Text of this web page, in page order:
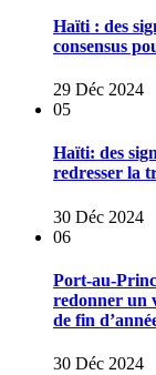
Haïti : des
consensus
29 Déc 2024
05
Haïti: des
redresser la
30 Déc 2024
06
Port-au-
redonner un
de fin
30 Déc 2024